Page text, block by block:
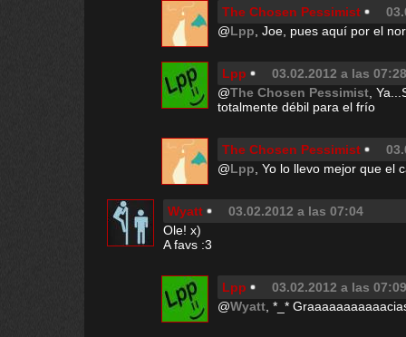
The Chosen Pessimist
@Lpp , Joe, pues aquí por el
Lpp
03.02.2012 a las 07:28
@The Chosen Pessimist ,
totalmente débil para el frío
The Chosen Pessimist
@Lpp , Yo lo llevo mejor que el
Wyatt
03.02.2012 a las 07:04
Ole! x)
A favs :3
Lpp
03.02.2012 a las 07:09
@Wyatt , *_*